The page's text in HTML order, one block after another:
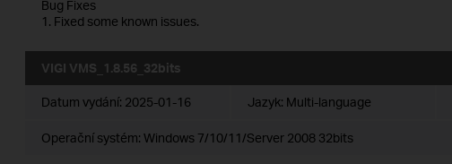
Bug Fixes
1. Fixed some known issues.
VIGI VMS_1.8.56_32bits
Datum vydání: 2025-01-16 Jazyk: Multi-language
Operační systém: Windows 7/10/11/Server 2008 32bits